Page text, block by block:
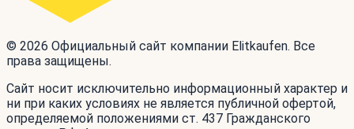
© 2026 Официальный сайт компании Elitkaufen. Все
права защищены.
Сайт носит исключительно информационный характер и
ни при каких условиях не является публичной офертой,
определяемой положениями ст. 437 Гражданского